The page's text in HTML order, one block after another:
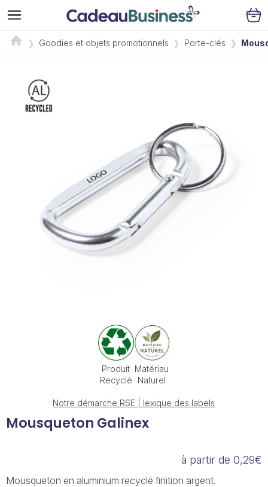
Goodies et objets promotionnels Porte-clés
Produit
Recyclé
Matériau
Naturel
Notre démarche RSE | lexique des labels
Mousqueton Galinex
à partir de 0,29€
Mousqueton en aluminium recyclé finition argent.